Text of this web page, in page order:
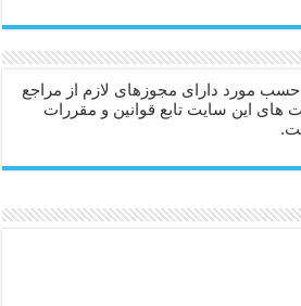
مورد دارای مجوزهای لازم از مراجع
های این سایت تابع قوانین و مقررات